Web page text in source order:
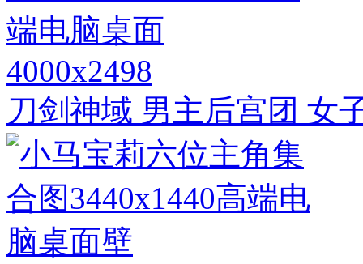
4000x2498
刀剑神域 男主后宫团 女